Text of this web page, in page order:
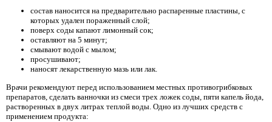
состав наносится на предварительно распаренные пластины, с
которых удален пораженный слой;
поверх соды капают лимонный сок;
оставляют на 5 минут;
смывают водой с мылом;
просушивают;
наносят лекарственную мазь или лак.
Врачи рекомендуют перед использованием местных противогрибковых
препаратов, сделать ванночки из смеси трех ложек соды, пяти капель йода,
растворенных в двух литрах теплой воды. Одно из лучших средств с
применением продукта: